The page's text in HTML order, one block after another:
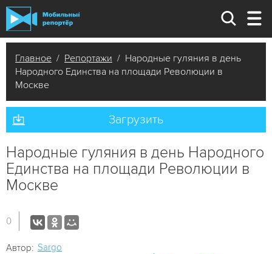
Главное / Репортажи / Народные гуляния в день
Народного Единства на площади Революции в
Москве
Загрузить
Народные гуляния в день Народного
Единства на площади Революции в
Москве
0
Автор: Sargo